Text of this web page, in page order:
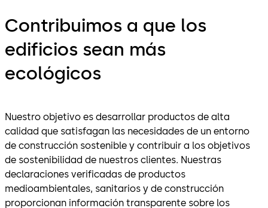
Contribuimos a que los
edificios sean más
ecológicos
Nuestro objetivo es desarrollar productos de alta
calidad que satisfagan las necesidades de un entorno
de construcción sostenible y contribuir a los objetivos
de sostenibilidad de nuestros clientes. Nuestras
declaraciones verificadas de productos
medioambientales, sanitarios y de construcción
proporcionan información transparente sobre los